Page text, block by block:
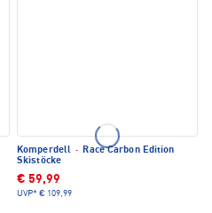
Komperdell · Race Carbon Edition
Skistöcke
€ 59,99
UVP* € 109,99